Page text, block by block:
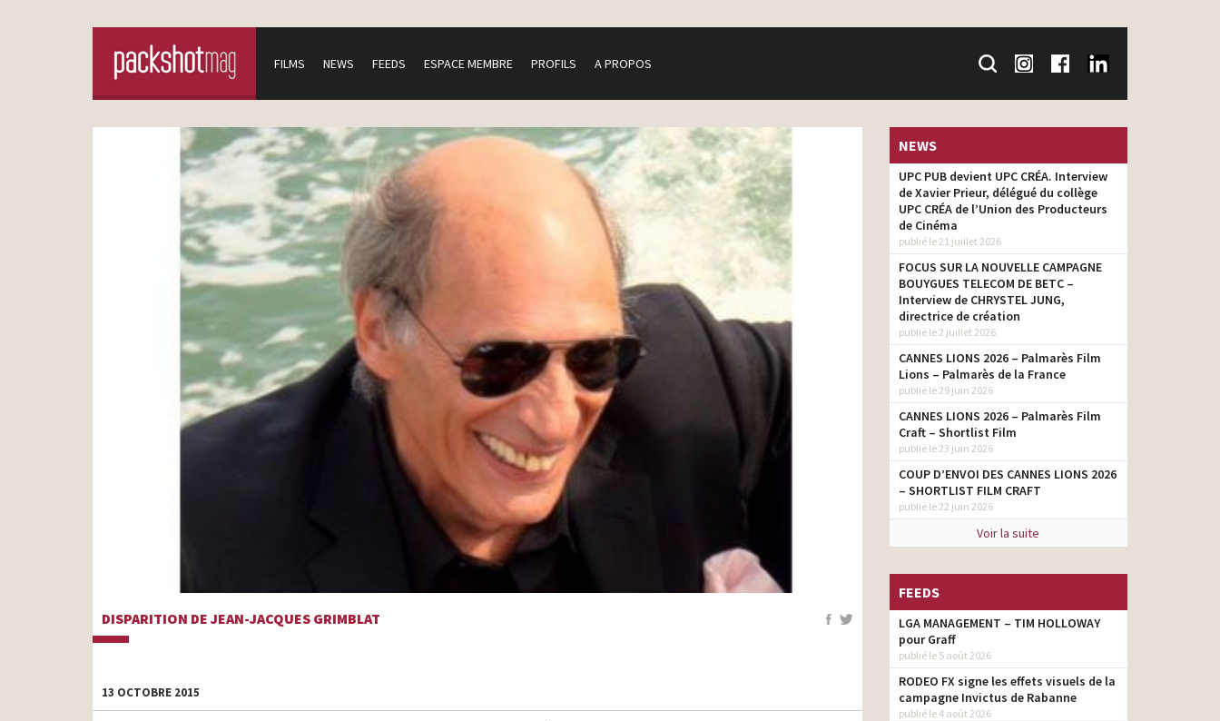
FILMS NEWS FEEDS ESPACE MEMBRE PROFILS A PROPOS
DISPARITION DE JEAN-JACQUES GRIMBLAT
13 OCTOBRE 2015
NEWS
UPC PUB devient UPC CRÉA. Interview
de Xavier Prieur, délégué du collège
UPC CRÉA de l’Union des Producteurs
de Cinéma
publié le 21 juillet 2026
FOCUS SUR LA NOUVELLE CAMPAGNE
BOUYGUES TELECOM DE BETC –
Interview de CHRYSTEL JUNG,
directrice de création
publié le 2 juillet 2026
CANNES LIONS 2026 – Palmarès Film
Lions – Palmarès de la France
publié le 29 juin 2026
CANNES LIONS 2026 – Palmarès Film
Craft – Shortlist Film
publié le 23 juin 2026
COUP D’ENVOI DES CANNES LIONS 2026
– SHORTLIST FILM CRAFT
publié le 22 juin 2026
Voir la suite
FEEDS
LGA MANAGEMENT – TIM HOLLOWAY
pour Graff
publié le 5 août 2026
RODEO FX signe les effets visuels de la
campagne Invictus de Rabanne
publié le 4 août 2026